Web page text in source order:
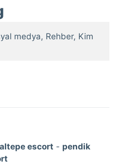
medya, Rehber, Kim
escort - pendik